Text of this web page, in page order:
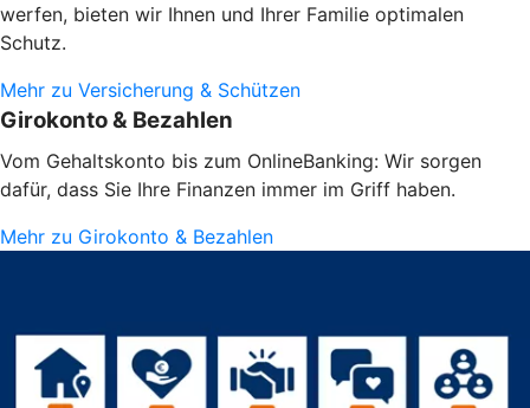
werfen, bieten wir Ihnen und Ihrer Familie optimalen
Schutz.
Mehr zu Versicherung & Schützen
Girokonto & Bezahlen
Vom Gehaltskonto bis zum OnlineBanking: Wir sorgen
dafür, dass Sie Ihre Finanzen immer im Griff haben.
Mehr zu Girokonto & Bezahlen